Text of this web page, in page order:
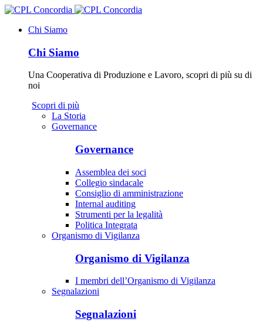
Chi Siamo
Chi Siamo
Una Cooperativa di Produzione e Lavoro, scopri di più su di
noi
Scopri di più
La Storia
Governance
Governance
Assemblea dei soci
Collegio sindacale
Consiglio di amministrazione
Internal auditing
Strumenti per la legalità
Politica Integrata
Organismo di Vigilanza
Organismo di Vigilanza
I membri dell’Organismo di Vigilanza
Segnalazioni
Segnalazioni